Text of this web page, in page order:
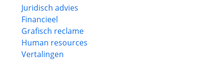
Juridisch advies
Financieel
Grafisch reclame
Human resources
Vertalingen